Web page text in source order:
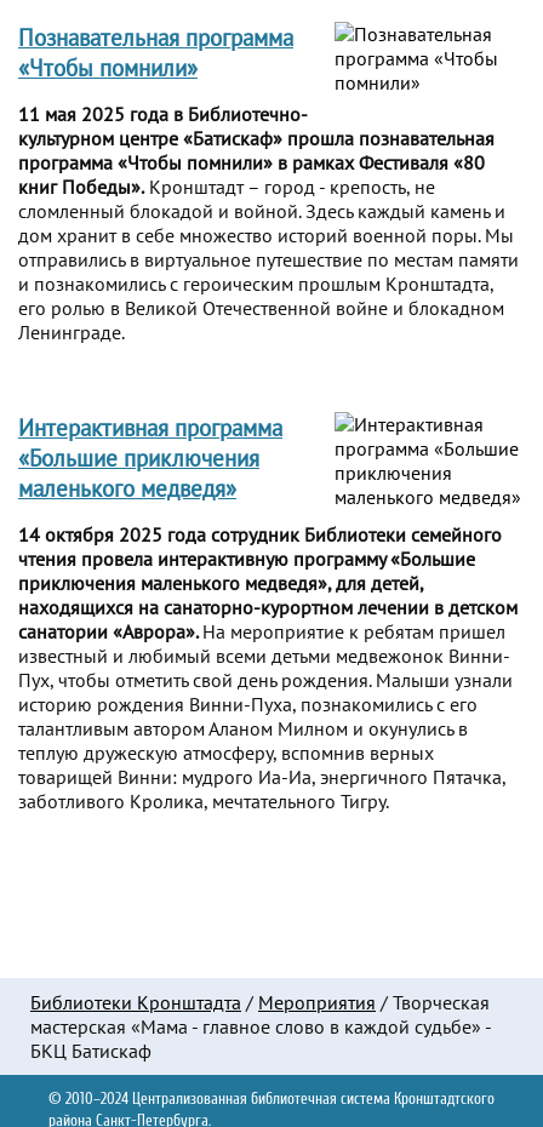
Познавательная программа
«Чтобы помнили»
11 мая 2025 года в Библиотечно-
культурном центре «Батискаф» прошла познавательная
программа «Чтобы помнили» в рамках Фестиваля «80
книг Победы».Кронштадт – город - крепость, не
сломленный блокадой и войной. Здесь каждый камень и
дом хранит в себе множество историй военной поры. Мы
отправились в виртуальное путешествие по местам памяти
и познакомились с героическим прошлым Кронштадта,
его ролью в Великой Отечественной войне и блокадном
Ленинграде.
Интерактивная программа
«Большие приключения
маленького медведя»
14 октября 2025 года сотрудник Библиотеки семейного
чтения провела интерактивную программу «Большие
приключения маленького медведя», для детей,
находящихся на санаторно-курортном лечении в детском
санатории «Аврора».На мероприятие к ребятам пришел
известный и любимый всеми детьми медвежонок Винни-
Пух, чтобы отметить свой день рождения. Малыши узнали
историю рождения Винни-Пуха, познакомились с его
талантливым автором Аланом Милном и окунулись в
теплую дружескую атмосферу, вспомнив верных
товарищей Винни: мудрого Иа-Иа, энергичного Пятачка,
заботливого Кролика, мечтательного Тигру.
Библиотеки Кронштадта / Мероприятия / Творческая
мастерская «Мама - главное слово в каждой судьбе» -
БКЦ Батискаф
© 2010–2024 Централизованная библиотечная система Кронштадтского
района Санкт-Петербурга.